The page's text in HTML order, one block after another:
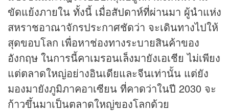
ขัดแย้งภายใน ทั้งนี้ เมื่อสัปดาห์ที่ผ่านมา ผู้นำแห่ง
สหราชอาณาจักรประกาศชัดว่า จะเดินทางไปให้
สุดขอบโลก เพื่อหาช่องทางระบายสินค้าของ
อังกฤษ ในการนี้คาเมรอนเล็งมายังเอเชีย ไม่เพียง
แต่ตลาดใหญ่อย่างอินเดียและจีนเท่านั้น แต่ยัง
มองมายังภูมิภาคอาเซียน ที่คาดว่าในปี 2030 จะ
ก้าวขึ้นมาเป็นตลาดใหญ่ของโลกด้วย